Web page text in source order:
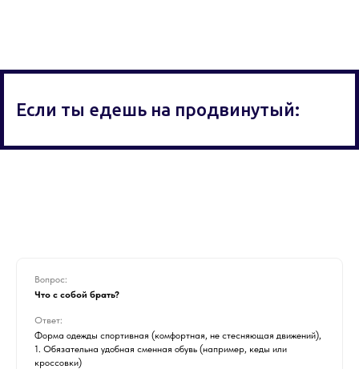
Если ты едешь на продвинутый:
Вопрос:
Что с собой брать?
Ответ:
Форма одежды спортивная (комфортная, не стесняющая движений),
1. Обязательна удобная сменная обувь (например, кеды или
кроссовки)